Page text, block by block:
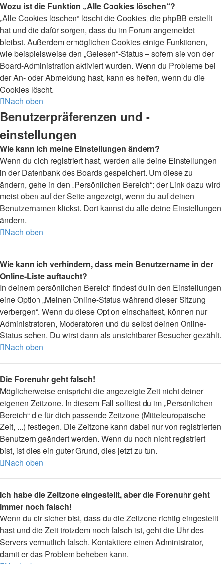
Wozu ist die Funktion „Alle Cookies löschen“?
„Alle Cookies löschen“ löscht die Cookies, die phpBB erstellt
hat und die dafür sorgen, dass du im Forum angemeldet
bleibst. Außerdem ermöglichen Cookies einige Funktionen,
wie beispielsweise den „Gelesen“-Status – sofern sie von der
Board-Administration aktiviert wurden. Wenn du Probleme bei
der An- oder Abmeldung hast, kann es helfen, wenn du die
Cookies löscht.
Nach oben
Benutzerpräferenzen und -
einstellungen
Wie kann ich meine Einstellungen ändern?
Wenn du dich registriert hast, werden alle deine Einstellungen
in der Datenbank des Boards gespeichert. Um diese zu
ändern, gehe in den „Persönlichen Bereich“; der Link dazu wird
meist oben auf der Seite angezeigt, wenn du auf deinen
Benutzernamen klickst. Dort kannst du alle deine Einstellungen
ändern.
Nach oben
Wie kann ich verhindern, dass mein Benutzername in der
Online-Liste auftaucht?
In deinem persönlichen Bereich findest du in den Einstellungen
eine Option „Meinen Online-Status während dieser Sitzung
verbergen“. Wenn du diese Option einschaltest, können nur
Administratoren, Moderatoren und du selbst deinen Online-
Status sehen. Du wirst dann als unsichtbarer Besucher gezählt.
Nach oben
Die Forenuhr geht falsch!
Möglicherweise entspricht die angezeigte Zeit nicht deiner
eigenen Zeitzone. In diesem Fall solltest du im „Persönlichen
Bereich“ die für dich passende Zeitzone (Mitteleuropäische
Zeit, ...) festlegen. Die Zeitzone kann dabei nur von registrierten
Benutzern geändert werden. Wenn du noch nicht registriert
bist, ist dies ein guter Grund, dies jetzt zu tun.
Nach oben
Ich habe die Zeitzone eingestellt, aber die Forenuhr geht
immer noch falsch!
Wenn du dir sicher bist, dass du die Zeitzone richtig eingestellt
hast und die Zeit trotzdem noch falsch ist, geht die Uhr des
Servers vermutlich falsch. Kontaktiere einen Administrator,
damit er das Problem beheben kann.